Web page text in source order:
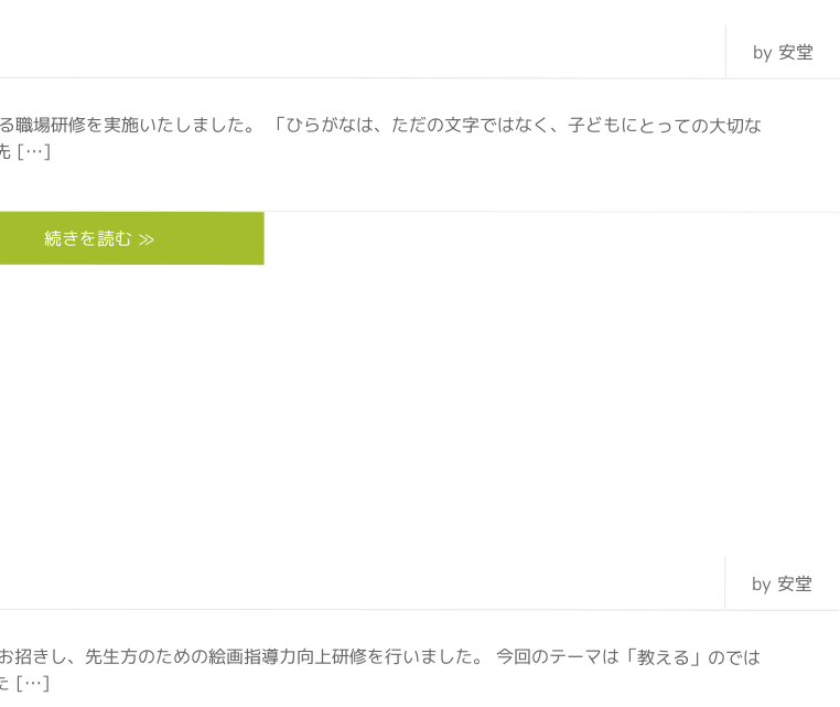
by 安堂
場研修を実施いたしました。 「ひらがなは、ただの文字ではなく、子どもにとっての大切な
先 […]
続きを読む ≫
by 安堂
きし、先生方のための絵画指導力向上研修を行いました。 今回のテーマは「教える」のでは
た […]